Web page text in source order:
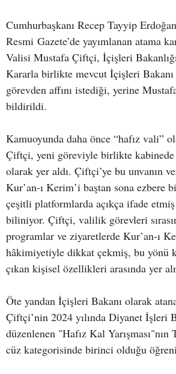
Cumhurbaşkanı Recep Tayyip
Resmi Gazete’de yayımlanan atama
Valisi Mustafa Çiftçi, İçişleri
Kararla birlikte mevcut İçişleri Bakanı
görevden affını istediği, yerine
bildirildi.
Kamuoyunda daha önce “hafız vali”
Çiftçi, yeni göreviyle birlikte kabinede
olarak yer aldı. Çiftçi’ye bu unvanın
Kur’an-ı Kerim’i baştan sona ezbere
çeşitli platformlarda açıkça ifade
biliniyor. Çiftçi, valilik görevleri
programlar ve ziyaretlerde Kur’an-ı
hâkimiyetiyle dikkat çekmiş, bu yönü
çıkan kişisel özellikleri arasında yer
Öte yandan İçişleri Bakanı olarak
Çiftçi’nin 2024 yılında Diyanet İşleri
düzenlenen "Hafız Kal
cüz kategorisinde birinci olduğu